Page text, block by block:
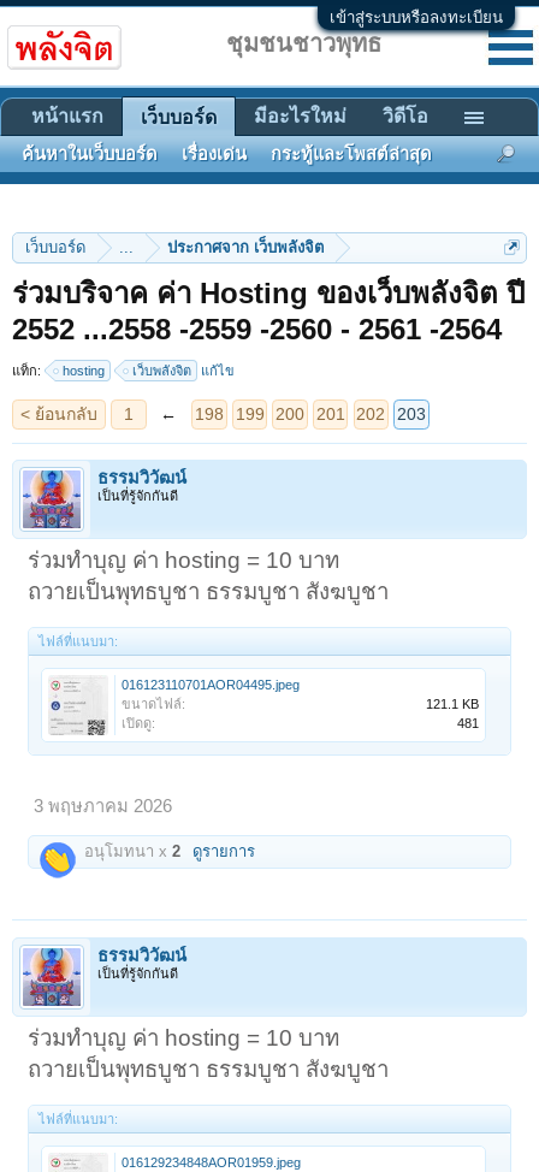
เข้าสู่ระบบหรือลงทะเบียน
เว็บบอร์ด ... ประกาศจาก เว็บพลังจิต
ร่วมบริจาค ค่า Hosting ของเว็บพลังจิต ปี
2552 ...2558 -2559 -2560 - 2561 -2564
แท็ก: hosting เว็บพลังจิต แก้ไข
< ย้อนกลับ 1 ← 198 199 200 201 202 203
ธรรมวิวัฒน์
เป็นที่รู้จักกันดี
ร่วมทำบุญ ค่า hosting = 10 บาท
ถวายเป็นพุทธบูชา ธรรมบูชา สังฆบูชา
ไฟล์ที่แนบมา:
016123110701AOR04495.jpeg
ขนาดไฟล์:
121.1 KB
เปิดดู:
481
3 พฤษภาคม 2026
อนุโมทนา x2 ดูรายการ
ธรรมวิวัฒน์
เป็นที่รู้จักกันดี
ร่วมทำบุญ ค่า hosting = 10 บาท
ถวายเป็นพุทธบูชา ธรรมบูชา สังฆบูชา
ไฟล์ที่แนบมา:
016129234848AOR01959.jpeg
ชุมชนชาวพุทธ
หน้าแรก เว็บบอร์ด
ค้นหาในเว็บบอร์ด เรื่องเด่น กระทู้และโพสต์ล่าสุด
มีอะไรใหม่ วิดีโอ